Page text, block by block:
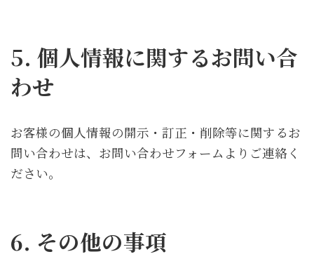
5. 個人情報に関するお問い合
わせ
お客様の個人情報の開示・訂正・削除等に関するお
問い合わせは、お問い合わせフォームよりご連絡く
ださい。
6. その他の事項